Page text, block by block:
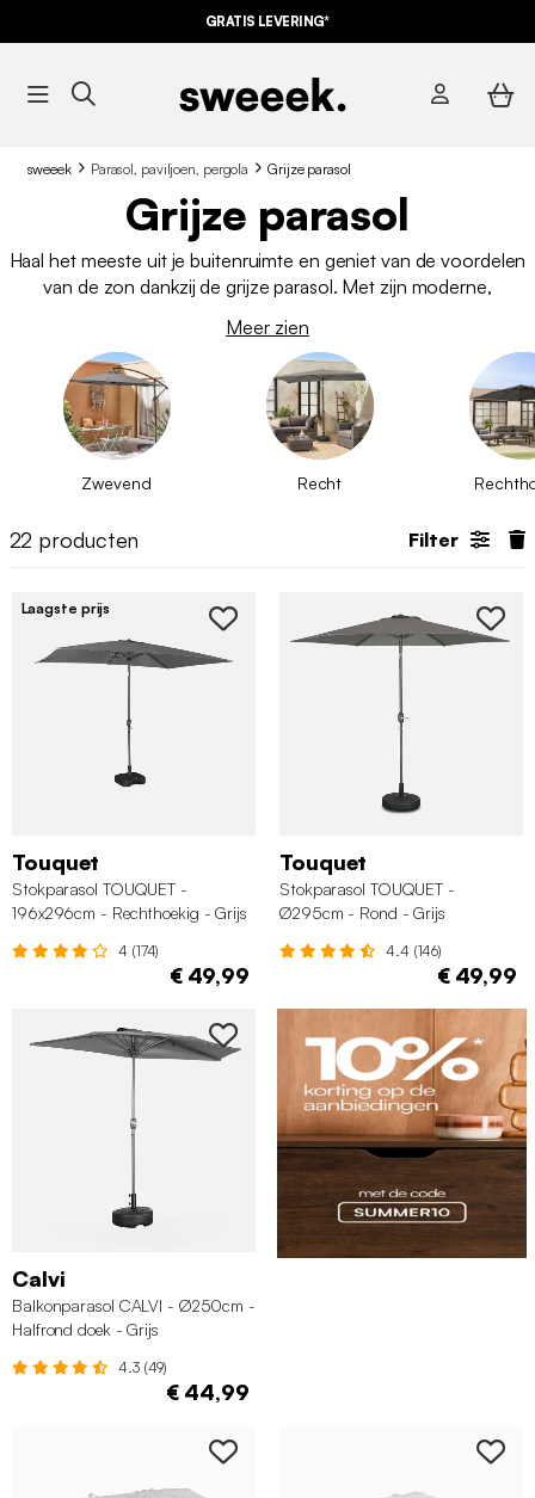
GRATIS LEVERING*
sweeek Parasol, paviljoen, pergola Grijze parasol
Grijze parasol
Haal het meeste uit je buitenruimte en geniet van de voordelen
van de zon dankzij de grijze parasol. Met zijn moderne,
verschillende modellen grijze parasols in onze catalogus. Van
de rechte parasol tot het
gebogen model , van het vierkante
doek tot het ronde doek, je vindt zeker je toekomstige
parasol
tegen de beste prijs!
Meer zien
Zwevend Recht
22 producten Filter
Laagste prijs
Touquet
Stokparasol TOUQUET -
196x296cm - Rechthoekig - Grijs
4 (174)
€ 49,99
Touquet
Stokparasol TOUQUET -
Ø295cm - Rond - Grijs
4.4 (146)
€ 49,99
Calvi
Balkonparasol CALVI - Ø250cm -
Halfrond doek - Grijs
4.3 (49)
€ 44,99